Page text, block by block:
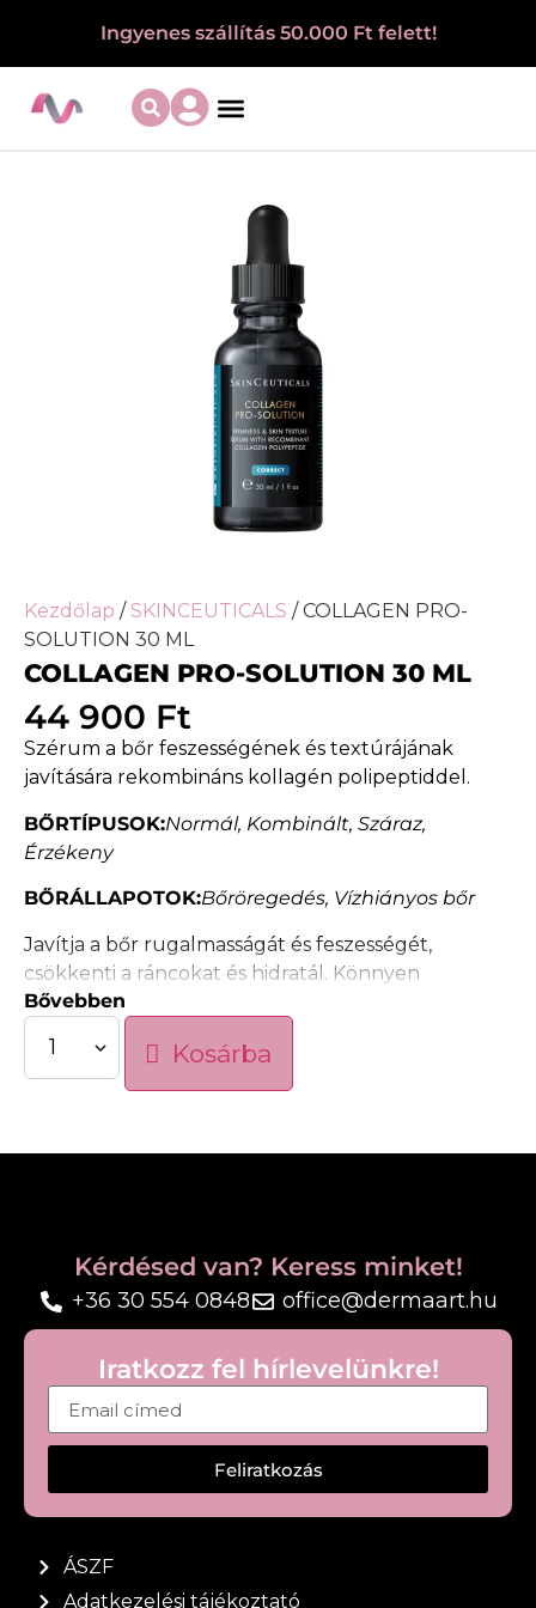
Ingyenes szállítás 50.000 Ft felett!
Kezdőlap /SKINCEUTICALS / COLLAGEN PRO-
SOLUTION 30 ML
COLLAGEN PRO-SOLUTION 30 ML
44 900 Ft
Szérum a bőr feszességének és textúrájának
javítására rekombináns kollagén polipeptiddel.
BŐRTÍPUSOK:Normál, Kombinált, Száraz,
Érzékeny
BŐRÁLLAPOTOK:Bőröregedés, Vízhiányos bőr
Javítja a bőr rugalmasságát és feszességét,
csökkenti a ráncokat és hidratál. Könnyen
felszívódik és jól tolerálható.
Mindössze 7 napalatt a Collagen Pro-Solution 11
bőrtulajdonságot javít, és a Skin Boosterrel*
5 kulcsfontosságú kollagén típus
24 órán belül: +71%-kal jobb bőrmegújulás*
*A teljes formulán ex-vivo vizsgálattal igazolt
hatékonyság, UV-sugárzással indukált ex-vivo
Mindössze 4 nap alatt
kollagén polipeptid 207%-kal növeli a
Bővebben
Kosárba
Iratkozz fel hírlevelünkre!
Feliratkozás
Kérdésed van? Keress minket!
+36 30 554 0848 office@dermaart.hu
ÁSZF
Adatkezelési tájékoztató